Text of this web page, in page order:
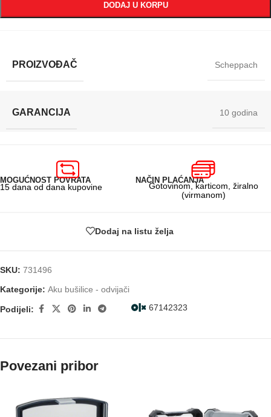
DODAJ U KORPU
PROIZVOĐAČ Scheppach
GARANCIJA 10 godina
MOGUĆNOST POVRATA
15 dana od dana kupovine
NAČIN PLAĆANJA
Gotovinom, karticom, žiralno
(virmanom)
Dodaj na listu želja
SKU: 731496
Kategorije: Aku bušilice - odvijači
67142323
Podijeli:
Povezani pribor